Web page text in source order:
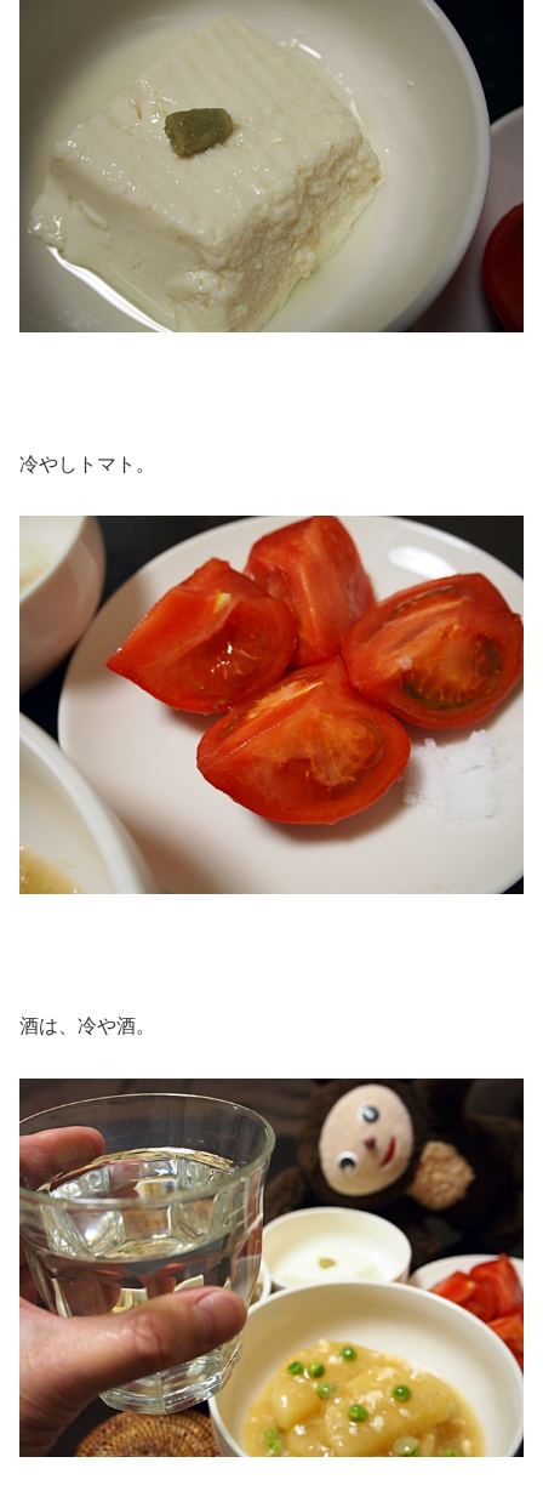
冷やしトマト。
酒は、冷や酒。